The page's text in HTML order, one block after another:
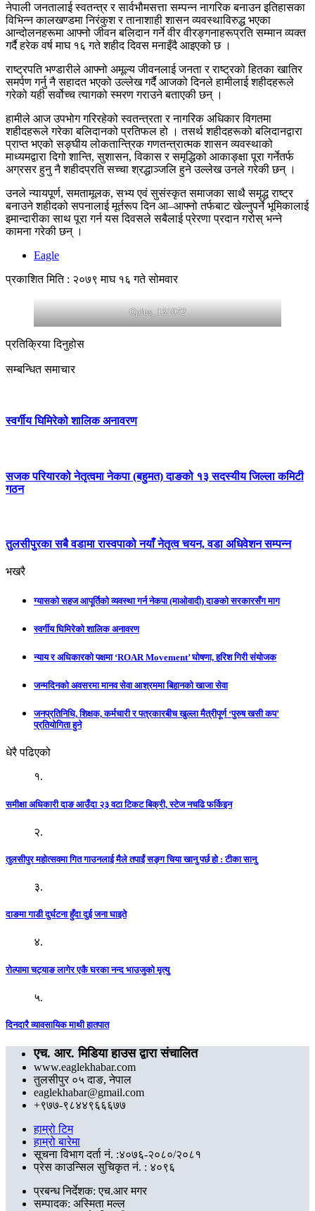
नेपाली जनतालाई स्वतन्त्र र सार्वभौमसत्ता सम्पन्न नागरिक बनाउन इतिहासका
विभिन्न कालखण्डमा निरंकुश र तानाशाही शासन व्यवस्थाविरुद्ध भएका
आन्दोलनहरूमा आफ्नो जीवन बलिदान गर्ने वीर वीरङ्गनाहरूप्रति सम्मान व्यक्त
गर्दै हरेक वर्ष माघ १६ गते शहीद दिवस मनाइँदै आइएको छ ।
राष्ट्रपति भण्डारीले आफ्नो अमूल्य जीवनलाई जनता र राष्ट्रको हितका खातिर
समर्पण गर्नु नै सहादत भएको उल्लेख गर्दै आजको दिनले हामीलाई शहीदहरूले
गरेको यही सर्वोच्च त्यागको स्मरण गराउने बताएकी छन् ।
हामीले आज उपभोग गरिरहेको स्वतन्त्रता र नागरिक अधिकार विगतमा
शहीदहरूले गरेका बलिदानको प्रतिफल हो । तसर्थ शहीदहरूको बलिदानद्वारा
प्राप्त भएको सङ्घीय लोकतान्त्रिक गणतन्त्रात्मक शासन व्यवस्थाको
माध्यमद्वारा दिगो शान्ति, सुशासन, विकास र समृद्धिको आकाङ्क्षा पूरा गर्नेतर्फ
अग्रसर हुनु नै शहीदप्रति सच्चा श्रद्धाञ्जलि हुने उल्लेख उनले गरेकी छन् ।
उनले न्यायपूर्ण, समतामूलक, सभ्य एवं सुसंस्कृत समाजका साथै समृद्ध राष्ट्र
बनाउने शहीदको सपनालाई मूर्तरूप दिन आ–आफ्नो तर्फबाट खेल्नुपर्ने भूमिकालाई
इमान्दारीका साथ पूरा गर्न यस दिवसले सबैलाई प्रेरणा प्रदान गरोस् भन्ने
कामना गरेकी छन् ।
Eagle
प्रकाशित मिति : २०७९ माघ १६ गते सोमवार
Oplus_131072
प्रतिक्रिया दिनुहोस
सम्बन्धित समाचार
स्वर्गीय घिमिरेको शालिक अनावरण
सजक परियारको नेतृत्वमा नेकपा (बहुमत) दाङको १३ सदस्यीय जिल्ला कमिटी
गठन
तुलसीपुरका सबै वडामा रास्वपाको नयाँ नेतृत्व चयन, वडा अधिवेशन सम्पन्न
भखरै
ग्यासको सहज आपूर्तिको व्यवस्था गर्न नेकपा (माओवादी) दाङको सरकारसँग माग
स्वर्गीय घिमिरेको शालिक अनावरण
न्याय र अधिकारको पक्षमा ‘ROAR Movement’ घोषणा, हरिश गिरी संयोजक
जन्मदिनको अवसरमा मानव सेवा आश्रममा बिहानको खाजा सेवा
जनप्रतिनिधि, शिक्षक, कर्मचारी र पत्रकारबीच खुल्ला मैत्रीपूर्ण ‘पुरुष खसी कप’
प्रतियोगिता हुने
धेरै पढिएको
१.
समीक्षा अधिकारी दाङ आउँदा २३ वटा टिकट बिक्री, स्टेज नचढि फर्किइन
२.
तुलसीपुर महोत्सवमा गित गाउनलाई मैले तपाईं सङ्ग चिया खानु पर्छ हो : टीका सानु
३.
दाङमा गाडी दुर्घटना हुँदा दुई जना घाइते
४.
रोल्पामा चट्याङ लागेर एकै घरका नन्द भाउजुको मृत्यु
५.
दिनदारै व्यावसायिक माथी हातपात
एच. आर. मिडिया हाउस द्वारा संचालित
www.eaglekhabar.com
तुलसीपुर ०५ दाङ, नेपाल
eaglekhabar@gmail.com
+९७७-९८४४९६६६७७
हाम्रो टिम
हाम्रो बारेमा
सूचना विभाग दर्ता नं. :४०७६-२०८०/२०८१
प्रेस काउन्सिल सुचिकृत नं. : ४०९६
प्रबन्ध निर्देशक: एच.आर मगर
सम्पादक: अस्मिता मल्ल